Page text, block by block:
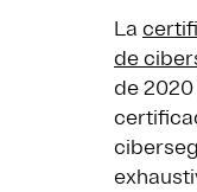
La
de
de 2020